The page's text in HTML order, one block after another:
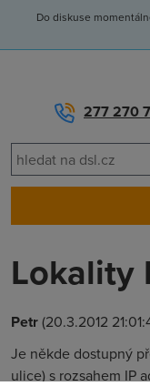
Do diskuse
277 270
Lokality
Petr(20.3.2012
Je někde dostupný
ulice) s rozsahem IP